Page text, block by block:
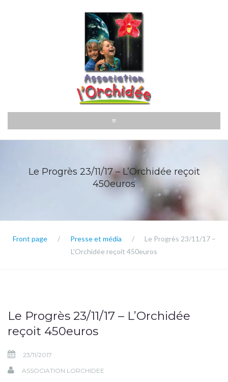
≡
Le Progrès 23/11/17 – L’Orchidée reçoit
450euros
Front page / Presse et média /
Le Progrès 23/11/17 –
L'Orchidée reçoit 450euros
Le Progrès 23/11/17 – L’Orchidée
reçoit 450euros
23/11/2017
ASSOCIATION LORCHIDEE